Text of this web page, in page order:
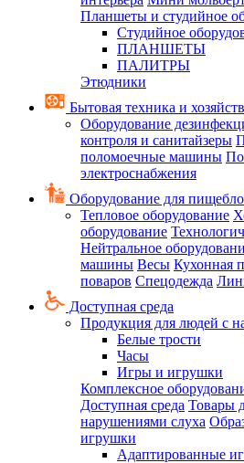
Планшеты и студийное
Студийное
ПЛАНШЕТЫ
ПАЛИТРЫ
Этюдники
Бытовая техника и
Оборудование
контроля и санитайзеры
поломоечные машины
электроснабжения
Оборудование для
Тепловое оборудование
оборудование
Нейтральное
машины Весы Кухонная
поваров Спецодежда
Доступная среда
Продукция для людей с
Белые трости
Часы
Игры и игрушки
Комплексное
Доступная среда Товары
нарушениями слуха
игрушки
Адаптированные